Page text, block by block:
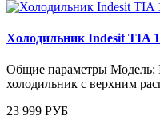
Холодильник Indesit TIA
Общие параметры Модель:
холодильник с верхним
23 999 РУБ